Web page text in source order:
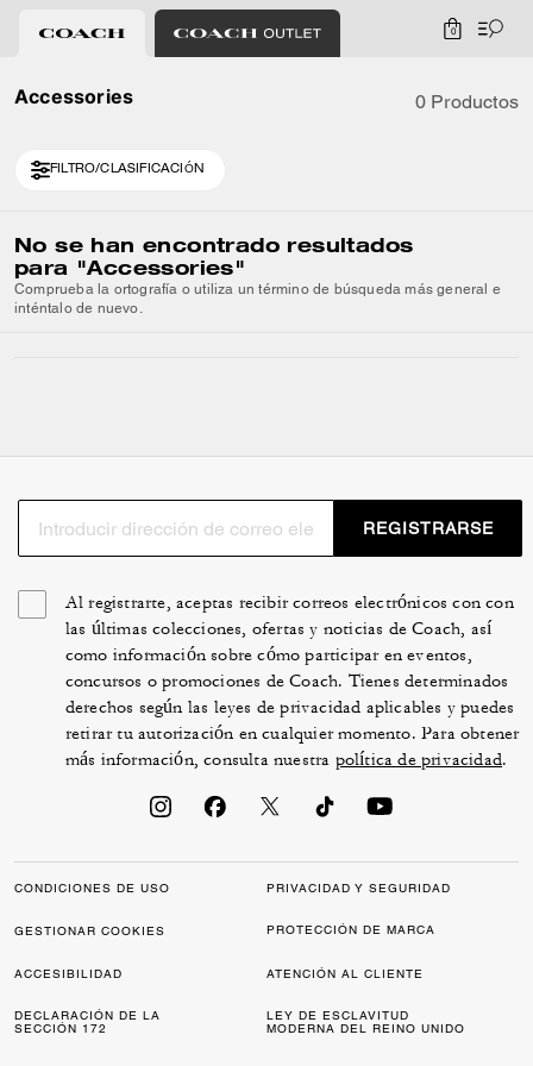
0
Accessories 0 Productos
FILTRO/CLASIFICACIÓN
No se han encontrado resultados
para "Accessories"
Comprueba la ortografía o utiliza un término de búsqueda más general e
inténtalo de nuevo.
REGISTRARSE
Al registrarte, aceptas recibir correos electrónicos con con
las últimas colecciones, ofertas y noticias de Coach, así
como información sobre cómo participar en eventos,
concursos o promociones de Coach. Tienes determinados
derechos según las leyes de privacidad aplicables y puedes
retirar tu autorización en cualquier momento. Para obtener
más información, consulta nuestra política de privacidad.
CONDICIONES DE USO PRIVACIDAD Y SEGURIDAD
GESTIONAR COOKIES PROTECCIÓN DE MARCA
ACCESIBILIDAD ATENCIÓN AL CLIENTE
DECLARACIÓN DE LA
SECCIÓN 172
LEY DE ESCLAVITUD
MODERNA DEL REINO UNIDO